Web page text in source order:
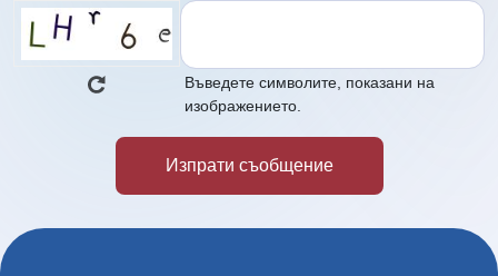
Въведете символите, показани на
изображението.